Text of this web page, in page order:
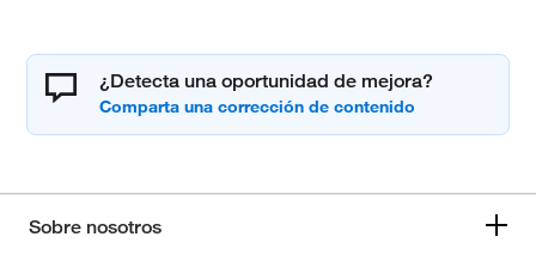
¿Detecta una oportunidad de mejora?
Sobre nosotros